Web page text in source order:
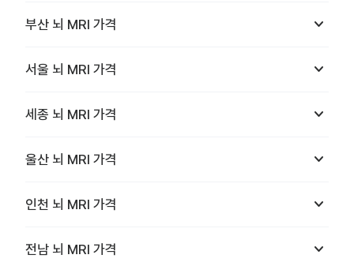
부산 뇌 MRI 가격 keyboard_arrow_down
서울 뇌 MRI 가격 keyboard_arrow_down
세종 뇌 MRI 가격 keyboard_arrow_down
울산 뇌 MRI 가격 keyboard_arrow_down
인천 뇌 MRI 가격 keyboard_arrow_down
전남 뇌 MRI 가격 keyboard_arrow_down